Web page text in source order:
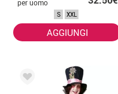
per uomo
S XXL
AGGIUNGI